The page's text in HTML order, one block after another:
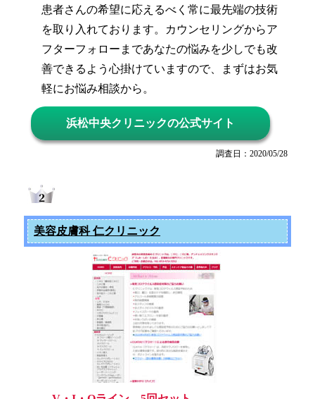
患者さんの希望に応えるべく常に最先端の技術
を取り入れております。カウンセリングからア
フターフォローまであなたの悩みを少しでも改
善できるよう心掛けていますので、まずはお気
軽にお悩み相談から。
浜松中央クリニックの公式サイト
調査日：2020/05/28
美容皮膚科 仁クリニック